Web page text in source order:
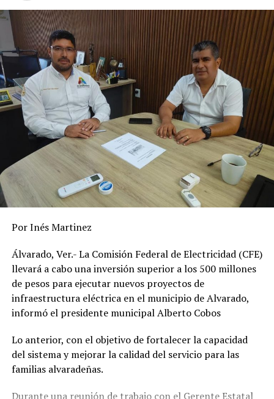
Por Inés Martinez
Álvarado, Ver.- La Comisión Federal de Electricidad (CFE)
llevará a cabo una inversión superior a los 500 millones
de pesos para ejecutar nuevos proyectos de
infraestructura eléctrica en el municipio de Alvarado,
informó el presidente municipal Alberto Cobos
Lo anterior, con el objetivo de fortalecer la capacidad
del sistema y mejorar la calidad del servicio para las
familias alvaradeñas.
Durante una reunión de trabajo con el Gerente Estatal